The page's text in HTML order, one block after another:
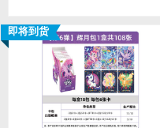
即将到货